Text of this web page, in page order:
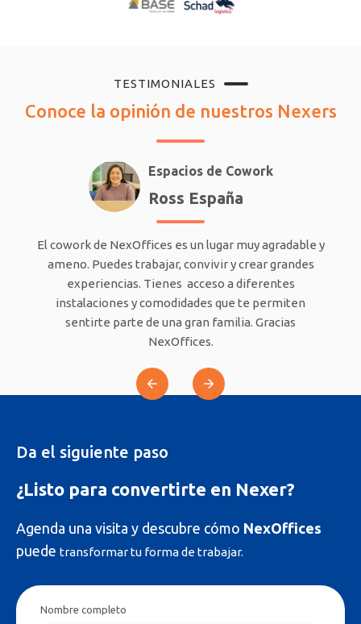
TESTIMONIALES
Conoce la opinión de nuestros Nexers
Espacios de Cowork
Ross España
El cowork de NexOffices es un lugar muy agradable y
ameno. Puedes trabajar, convivir y crear grandes
experiencias. Tienes acceso a diferentes
instalaciones y comodidades que te permiten
sentirte parte de una gran familia. Gracias
NexOffices.
Da el siguiente paso
¿Listo para convertirte en Nexer?
Agenda una visita y descubre cómo NexOffices
puede transformar tu forma de trabajar.
Nombre completo